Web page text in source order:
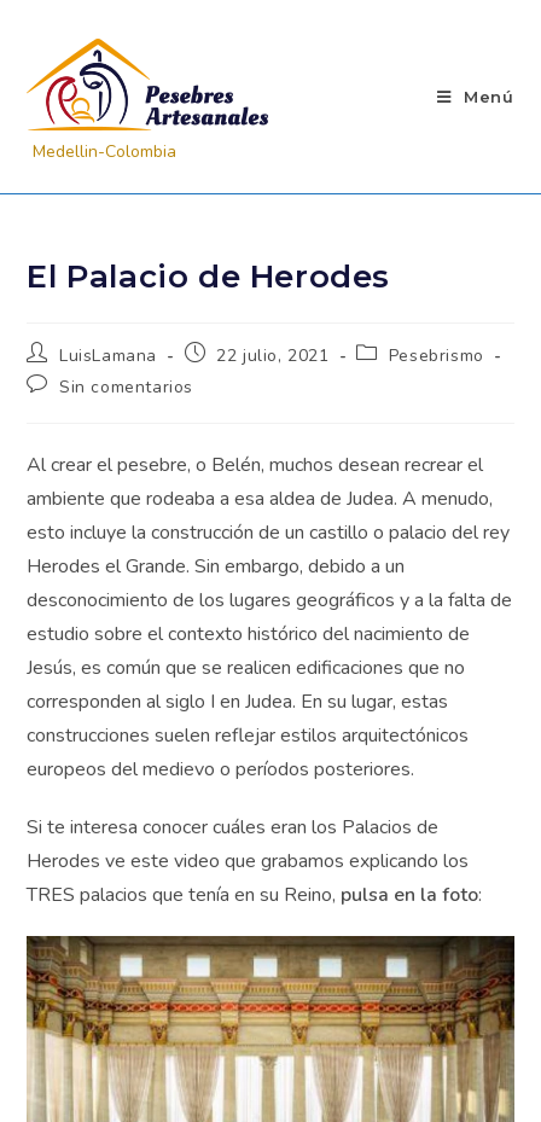
Menú
El Palacio de Herodes
LuisLamana 22 julio, 2021
Pesebrismo
Sin comentarios
Al crear el pesebre, o Belén, muchos desean recrear el
ambiente que rodeaba a esa aldea de Judea. A menudo,
esto incluye la construcción de un castillo o palacio del rey
Herodes el Grande. Sin embargo, debido a un
desconocimiento de los lugares geográficos y a la falta de
estudio sobre el contexto histórico del nacimiento de
Jesús, es común que se realicen edificaciones que no
corresponden al siglo I en Judea. En su lugar, estas
construcciones suelen reflejar estilos arquitectónicos
europeos del medievo o períodos posteriores.
Si te interesa conocer cuáles eran los Palacios de
Herodes ve este video que grabamos explicando los
TRES palacios que tenía en su Reino, pulsa en la foto: